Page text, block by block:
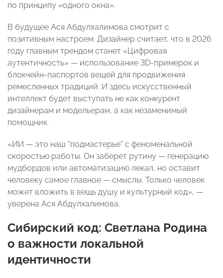
по принципу «одного окна».
В будущее Ася Абдулхалимова смотрит с
позитивным настроем. Дизайнер считает, что в 2026
году главным трендом станет «Цифровая
аутентичность» — использование 3D-примерок и
блокчейн-паспортов вещей для продвижения
ремесленных традиций. И здесь искусственный
интеллект будет выступать не как конкурент
дизайнерам и модельерам, а как незаменимый
помощник.
«ИИ — это наш “подмастерье” с феноменальной
скоростью работы. Он заберет рутину — генерацию
мудбордов или автоматизацию лекал, но оставит
человеку самое главное — смыслы. Только человек
может вложить в вещь душу и культурный код», —
уверена Ася Абдулхалимова.
Сибирский код: Светлана Родина
о важности локальной
идентичности